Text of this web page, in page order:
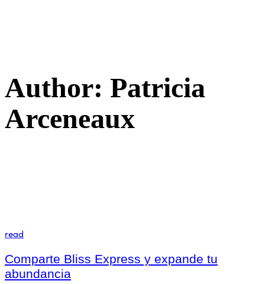
Author: Patricia
Arceneaux
read
Comparte Bliss Express y expande tu
abundancia